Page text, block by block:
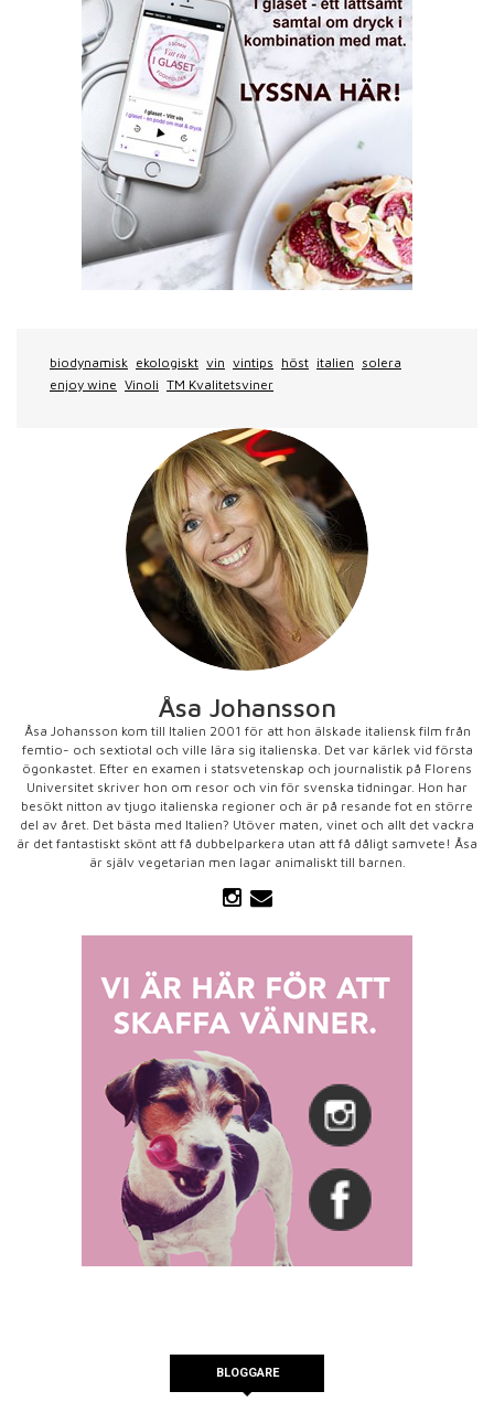
biodynamisk ekologiskt vin vintips höst italien solera
enjoy wine Vinoli TM Kvalitetsviner
Åsa Johansson
Åsa Johansson kom till Italien 2001 för att hon älskade italiensk film från
femtio- och sextiotal och ville lära sig italienska. Det var kärlek vid första
ögonkastet. Efter en examen i statsvetenskap och journalistik på Florens
Universitet skriver hon om resor och vin för svenska tidningar. Hon har
besökt nitton av tjugo italienska regioner och är på resande fot en större
del av året. Det bästa med Italien? Utöver maten, vinet och allt det vackra
är det fantastiskt skönt att få dubbelparkera utan att få dåligt samvete! Åsa
är själv vegetarian men lagar animaliskt till barnen.
BLOGGARE